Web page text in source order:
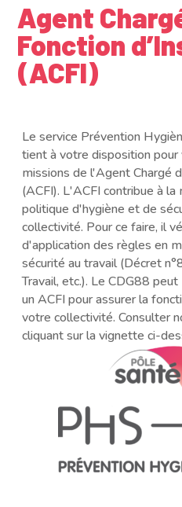
Agent
Fonction
(ACFI)
Le service Prévention
tient à votre disposition
missions de l'Agent Chargé
(ACFI). L'ACFI contribue à
politique d'hygiène et de
collectivité. Pour ce faire, il
d'application des règles en
sécurité au travail (Décret
Travail, etc.). Le CDG88
un ACFI pour assurer la
votre collectivité. Consulter
cliquant sur la vignette ci-